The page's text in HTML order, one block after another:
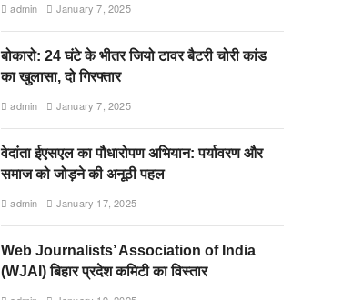
admin January 7, 2025
बोकारो: 24 घंटे के भीतर जियो टावर बैटरी चोरी कांड
का खुलासा, दो गिरफ्तार
admin January 7, 2025
वेदांता ईएसएल का पौधारोपण अभियान: पर्यावरण और
समाज को जोड़ने की अनूठी पहल
admin January 17, 2025
Web Journalists’ Association of India
(WJAI) बिहार प्रदेश कमिटी का विस्तार